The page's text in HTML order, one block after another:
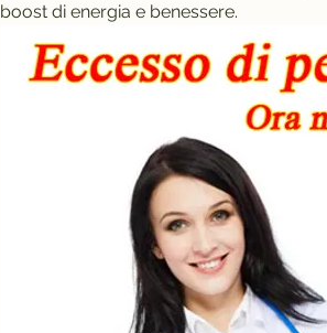
boost di energia e benessere.